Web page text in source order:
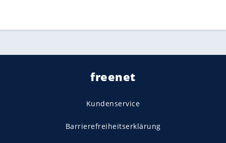
freenet
Kundenservice
Barrierefreiheitserklärung